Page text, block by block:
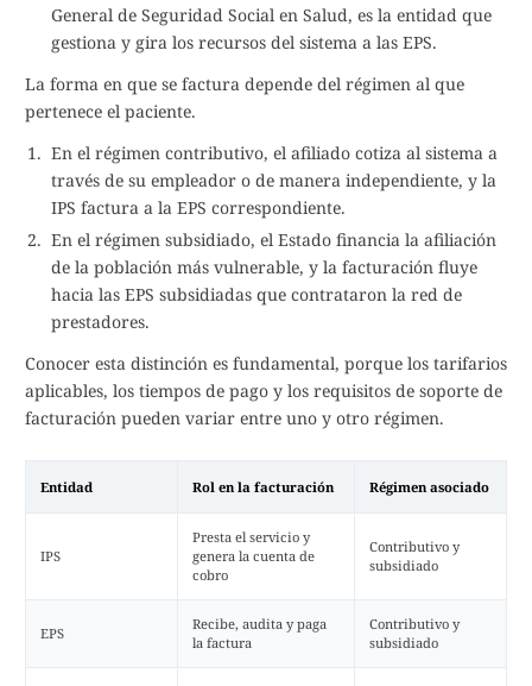
General de Seguridad Social en Salud, es la entidad que
gestiona y gira los recursos del sistema a las EPS.
La forma en que se factura depende del régimen al que
pertenece el paciente.
En el régimen contributivo, el afiliado cotiza al sistema a
través de su empleador o de manera independiente, y la
IPS factura a la EPS correspondiente.
En el régimen subsidiado, el Estado financia la afiliación
de la población más vulnerable, y la facturación fluye
hacia las EPS subsidiadas que contrataron la red de
prestadores.
Conocer esta distinción es fundamental, porque los tarifarios
aplicables, los tiempos de pago y los requisitos de soporte de
facturación pueden variar entre uno y otro régimen.
Entidad Rol en la facturación Régimen asociado
IPS
Presta el servicio y
genera la cuenta de
cobro
Contributivo y
subsidiado
EPS
Recibe, audita y paga
la factura
Contributivo y
subsidiado